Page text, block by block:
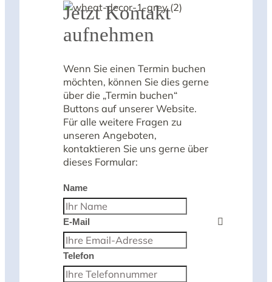
Jetzt Kontakt
aufnehmen
Wenn Sie einen Termin buchen
möchten, können Sie dies gerne
über die „Termin buchen“
Buttons auf unserer Website.
Für alle weitere Fragen zu
unseren Angeboten,
kontaktieren Sie uns gerne über
dieses Formular:
Formular überspringen
Name
E-Mail
Telefon